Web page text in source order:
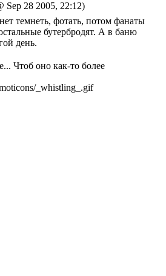
Sep 28 2005, 22:12)
темнеть, фотать, потом фанаты
бутербродят. А в баню
день.
Чтоб оно как-то более
_whistling_.gif